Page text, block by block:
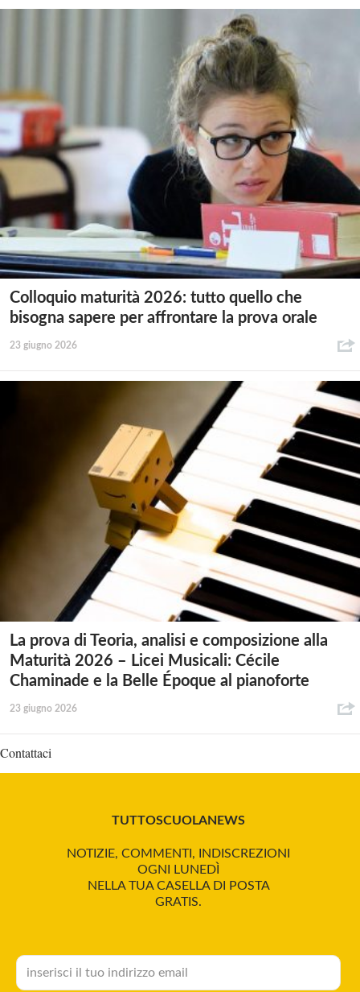
Colloquio maturità 2026: tutto quello che
bisogna sapere per affrontare la prova orale
23 giugno 2026
La prova di Teoria, analisi e composizione alla
Maturità 2026 – Licei Musicali: Cécile
Chaminade e la Belle Époque al pianoforte
23 giugno 2026
Contattaci
TUTTOSCUOLANEWS
NOTIZIE, COMMENTI, INDISCREZIONI
OGNI LUNEDÌ
NELLA TUA CASELLA DI POSTA
GRATIS.